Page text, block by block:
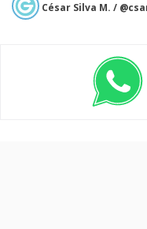
En la serie,
streaming
21 de junio,
tomando la
César Silva M. /